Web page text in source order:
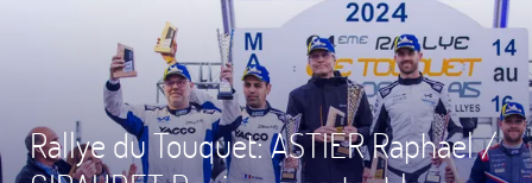
Rallye du Touquet: ASTIER Raphael /